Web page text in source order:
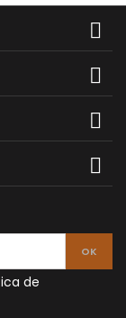




de